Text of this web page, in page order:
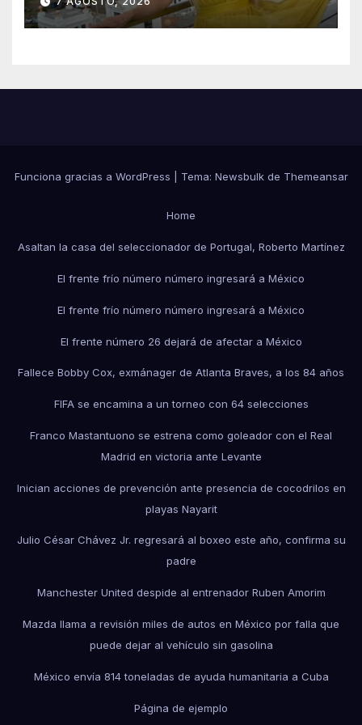
que le harán en Veracruz
Funciona gracias a WordPress Tema: Newsbulkde Themeansar
Home
Asaltan la casa del seleccionador de Portugal, Roberto Martínez
El frente frío número número ingresará a México
El frente frío número número ingresará a México
El frente número 26 dejará de afectar a México
Fallece Bobby Cox, exmánager de Atlanta Braves, a los 84 años
FIFA se encamina a un torneo con 64 selecciones
Franco Mastantuono se estrena como goleador con el Real
Madrid en victoria ante Levante
Inician acciones de prevención ante presencia de cocodrilos en
playas Nayarit
Julio César Chávez Jr. regresará al boxeo este año, confirma su
padre
Manchester United despide al entrenador Ruben Amorim
Mazda llama a revisión miles de autos en México por falla que
puede dejar al vehículo sin gasolina
México envía 814 toneladas de ayuda humanitaria a Cuba
Página de ejemplo